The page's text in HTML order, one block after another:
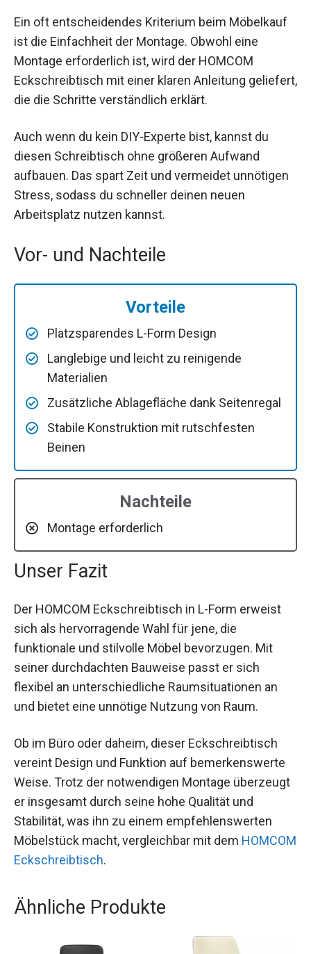
Ein oft entscheidendes Kriterium beim Möbelkauf
ist die Einfachheit der Montage. Obwohl eine
Montage erforderlich ist, wird der HOMCOM
Eckschreibtisch mit einer klaren Anleitung geliefert,
die die Schritte verständlich erklärt.
Auch wenn du kein DIY-Experte bist, kannst du
diesen Schreibtisch ohne größeren Aufwand
aufbauen. Das spart Zeit und vermeidet unnötigen
Stress, sodass du schneller deinen neuen
Arbeitsplatz nutzen kannst.
Vor- und Nachteile
Vorteile
Platzsparendes L-Form Design
Langlebige und leicht zu reinigende
Materialien
Zusätzliche Ablagefläche dank Seitenregal
Stabile Konstruktion mit rutschfesten
Beinen
Nachteile
Montage erforderlich
Unser Fazit
Der HOMCOM Eckschreibtisch in L-Form erweist
sich als hervorragende Wahl für jene, die
funktionale und stilvolle Möbel bevorzugen. Mit
seiner durchdachten Bauweise passt er sich
flexibel an unterschiedliche Raumsituationen an
und bietet eine unnötige Nutzung von Raum.
Ob im Büro oder daheim, dieser Eckschreibtisch
vereint Design und Funktion auf bemerkenswerte
Weise. Trotz der notwendigen Montage überzeugt
er insgesamt durch seine hohe Qualität und
Stabilität, was ihn zu einem empfehlenswerten
Möbelstück macht, vergleichbar mit dem HOMCOM
Eckschreibtisch.
Ähnliche Produkte